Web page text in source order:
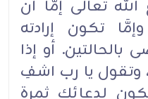
تعالى إمَّا أن
تكون إرادته
أو إذا
يا رب اشفِ
لدعائك ثمرة